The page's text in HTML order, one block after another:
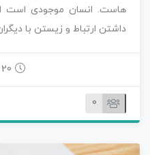
ن
0
هاست. انسان موجودی است
داشتن ارتباط و زیستن با
0